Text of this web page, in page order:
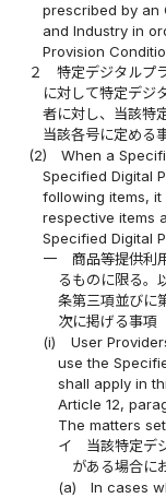
prescribed by an
and Industry in
Provision
２
特定デジタルプ
に対して特定デジ
者に対し、当該特
当該各号に定める
(2)
When a
Specified Digital
following items,
respective items
Specified Digital
一
商品等提供利
るものに限る。
条第三項並びに
次に掲げる事項
(i)
User
use the
shall apply in
Article 12,
The matters
イ
当該特定デ
がある場合に
(a)
In cases